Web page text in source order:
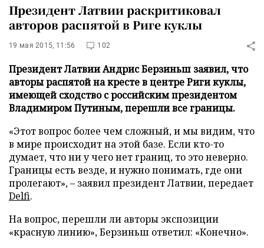
Президент Латвии раскритиковал
авторов распятой в Риге куклы
19 мая 2015, 11:56 102
Президент Латвии Андрис Берзиньш заявил, что
авторы распятой на кресте в центре Риги куклы,
имеющей сходство с российским президентом
Владимиром Путиным, перешли все границы.
«Этот вопрос более чем сложный, и мы видим, что
в мире происходит на этой базе. Если кто-то
думает, что ни у чего нет границ, то это неверно.
Границы есть везде, и нужно понимать, где они
пролегают», – заявил президент Латвии, передает
Delfi.
На вопрос, перешли ли авторы экспозиции
«красную линию», Берзиньш ответил: «Конечно».